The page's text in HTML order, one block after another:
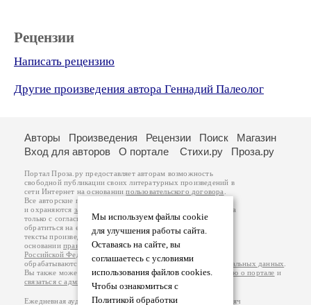
Рецензии
Написать рецензию
Другие произведения автора Геннадий Палеолог
Мы используем файлы cookie
для улучшения работы сайта.
Оставаясь на сайте, вы
соглашаетесь с условиями
использования файлов cookies.
Чтобы ознакомиться с
Политикой обработки
Авторы Произведения Рецензии Поиск
Магазин
Вход для авторов
О портале Стихи.ру Проза.ру
Портал Проза.ру предоставляет авторам возможность
свободной публикации своих литературных произведений в
сети Интернет на основаниипользовательского договора
Все авторские права на произведения принадлежат авторам
и охраняются законом
. Перепечатка произведений возможна
только с согласия его автора, к которому вы можете
обратиться на его авторской странице. Ответственность за
тексты произведений авторы несут самостоятельно на
основанииправил публикацииизаконодательства
Российской Федерации
обрабатываются на основанииПолитики обработки персональных данных
Вы также можете посмотреть более подробнуюинформацию о портале и
связаться с администрацией
Ежедневная аудитория портала Проза.ру – порядка 100 тысяч